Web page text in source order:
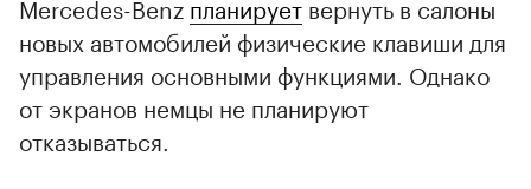
Mercedes-Benz планирует вернуть в салоны
новых автомобилей физические клавиши для
управления основными функциями. Однако
от экранов немцы не планируют
отказываться.